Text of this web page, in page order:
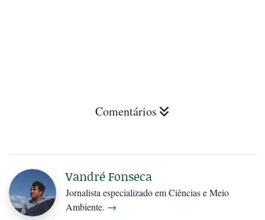
Comentários
Vandré Fonseca
Jornalista especializado em Ciências e Meio
Ambiente. →